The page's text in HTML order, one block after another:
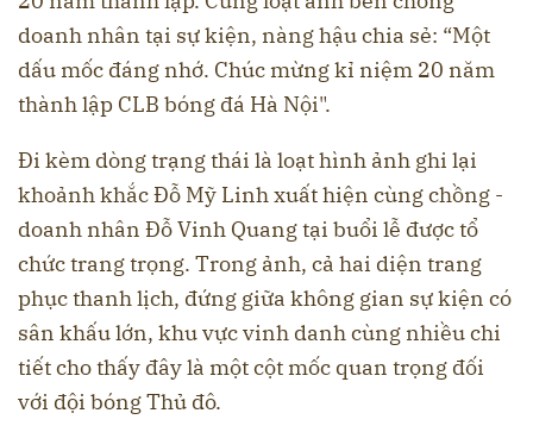
doanh nhân tại sự kiện, nàng hậu chia sẻ: “Một
dấu mốc đáng nhớ. Chúc mừng kỉ niệm 20 năm
thành lập CLB bóng đá Hà Nội".
Đi kèm dòng trạng thái là loạt hình ảnh ghi lại
khoảnh khắc Đỗ Mỹ Linh xuất hiện cùng chồng -
doanh nhân Đỗ Vinh Quang tại buổi lễ được tổ
chức trang trọng. Trong ảnh, cả hai diện trang
phục thanh lịch, đứng giữa không gian sự kiện có
sân khấu lớn, khu vực vinh danh cùng nhiều chi
tiết cho thấy đây là một cột mốc quan trọng đối
với đội bóng Thủ đô.